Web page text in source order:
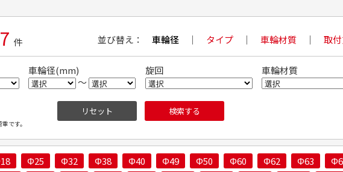
件 並び替え 車輪径 タイプ 車輪材質 取
車輪径(mm)
～
旋回 車輪材質
です。
Φ25 Φ32 Φ38 Φ40 Φ49 Φ50 Φ60 Φ62 Φ63